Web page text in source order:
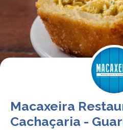
Macaxeira
Cachaçaria -